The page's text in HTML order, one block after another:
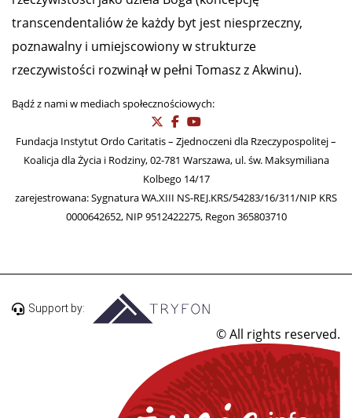
transcendentaliów że każdy byt jest niesprzeczny,
poznawalny i umiejscowiony w strukturze
rzeczywistości rozwinął w pełni Tomasz z Akwinu).
Bądź z nami w mediach społecznościowych:
Fundacja Instytut Ordo Caritatis – Zjednoczeni dla Rzeczypospolitej –
Koalicja dla Życia i Rodziny, 02-781 Warszawa, ul. św. Maksymiliana
Kolbego 14/17
zarejestrowana: Sygnatura WA.XIII NS-REJ.KRS/54283/16/311/NIP KRS
0000642652, NIP 9512422275, Regon 365803710
Support by:
© All rights reserved.